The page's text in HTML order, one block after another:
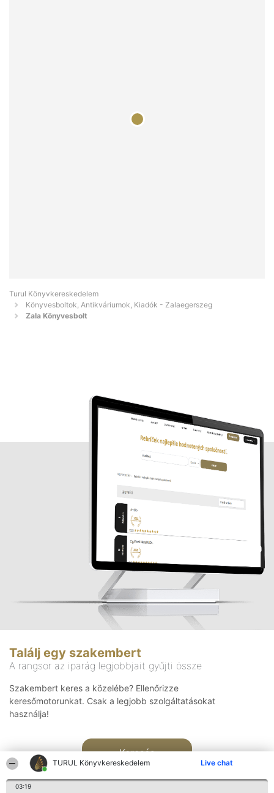
TURUL Könyvkereskedelem Live chat
03:19
Turul Könyvkereskedelem
Könyvesboltok, Antikváriumok, Kiadók - Zalaegerszeg
Zala Könyvesbolt
Találj egy szakembert
A rangsor az iparág legjobbjait gyűjti össze
Szakembert keres a közelébe? Ellenőrizze
keresőmotorunkat. Csak a legjobb szolgáltatásokat
használja!
Keresés